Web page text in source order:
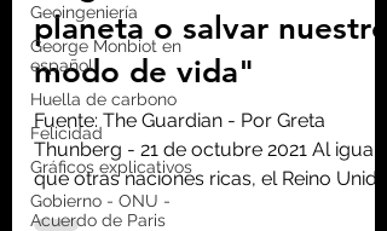
Geoingeniería
George Monbiot en
español
Huella de carbono
Felicidad
Gráficos explicativos
Gobierno - ONU -
Acuerdo de Paris
elegir entre salvar el
planeta o salvar nuestro
modo de vida"
Fuente: The Guardian - Por Greta
Thunberg - 21 de octubre 2021 Al igual